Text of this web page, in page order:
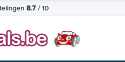
8.7 / 10